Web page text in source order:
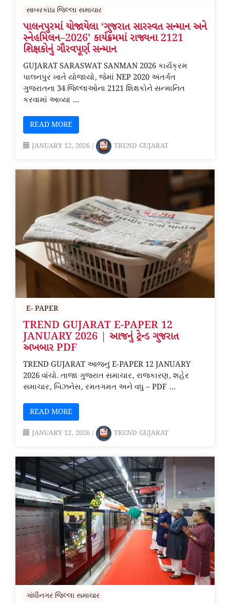
સાબરકાંઠા જિલ્લા સમાચાર
પાલનપુરમાં યોજાયેલા ‘ગુજરાત સારસ્વત સન્માન અને
સ્નેહમિલન–2026’ કાર્યક્રમમાં રાજ્યના 2121
શિક્ષકોનું ગૌરવપૂર્ણ સન્માન
GUJARAT SARASWAT SANMAN 2026 કાર્યક્રમ
પાલનપુર ખાતે યોજાયો, જેમાં NEP 2020 અંતર્ગત
ગુજરાતના 34 જિલ્લાઓના 2121 શિક્ષકોને સન્માનિત
કરવામાં આવ્યા …
READ MORE
JANUARY 12, 2026 / TREND GUJARAT
E- PAPER
TREND GUJARAT E-PAPER 12
JANUARY 2026 | આજનું ટ્રેન્ડ ગુજરાત
અખબાર PDF
TREND GUJARAT આજનું E-PAPER 12 JANUARY
2026 વાંચો. તાજા ગુજરાત સમાચાર, રાજકારણ, શહેર
સમાચાર, બિઝનેસ, રમતગમત અને વધુ – PDF …
READ MORE
JANUARY 12, 2026 / TREND GUJARAT
ગાંધીનગર જિલ્લા સમાચાર